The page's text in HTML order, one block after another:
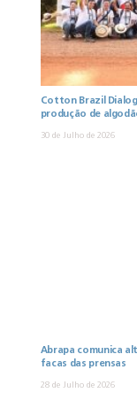
Cotton Brazil
produção de
30 de Julho de 2026
Abrapa comunica
facas das prensas
28 de Julho de 2026